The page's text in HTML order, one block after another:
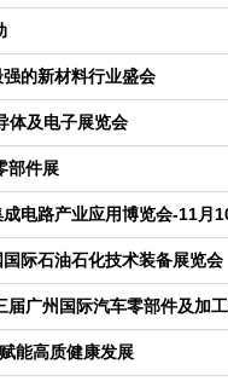
的新材料行业盛会
体及电子展览会
部件展
电路产业应用博览会-11月
际石油石化技术装备展览会
广州国际汽车零部件及加
能高质健康发展